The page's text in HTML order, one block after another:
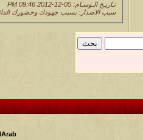
تـاريـخ الـوسـام: 05-12-2012 09:46 PM
سبب الاصدار: بسبب جهودك وحضورك